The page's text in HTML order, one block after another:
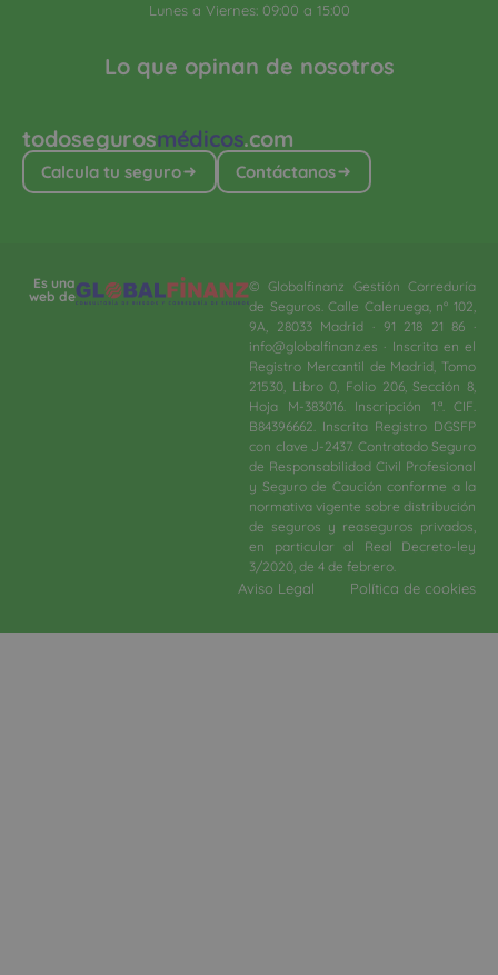
todosegurosmédicos.com
Calcula tu seguro Contáctanos
Lo que opinan de nosotros
Lunes a Viernes: 09:00 a 15:00
Es una
web de
© Globalfinanz Gestión Correduría
de Seguros. Calle Caleruega, nº 102,
9A, 28033 Madrid · 91 218 21 86 ·
info@globalfinanz.es · Inscrita en el
Registro Mercantil de Madrid, Tomo
21530, Libro 0, Folio 206, Sección 8,
Hoja M-383016. Inscripción 1.ª. CIF.
B84396662. Inscrita Registro DGSFP
con clave J-2437. Contratado Seguro
de Responsabilidad Civil Profesional
y Seguro de Caución conforme a la
normativa vigente sobre distribución
de seguros y reaseguros privados,
en particular al Real Decreto-ley
3/2020, de 4 de febrero.​
Aviso Legal Política de cookies